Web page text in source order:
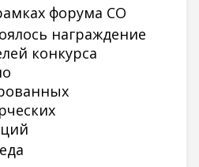
форума СО
награждение
конкурса